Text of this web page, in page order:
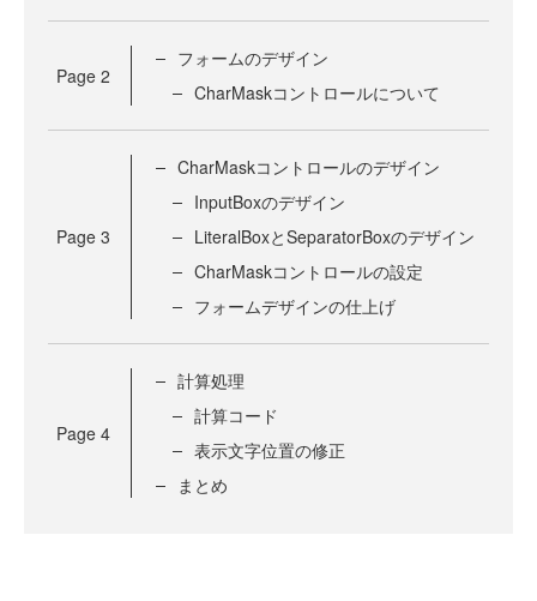
Page 2
フォームのデザイン
CharMaskコントロールについて
Page 3
CharMaskコントロールのデザイン
InputBoxのデザイン
LiteralBoxとSeparatorBoxのデザイン
CharMaskコントロールの設定
フォームデザインの仕上げ
Page 4
計算処理
計算コード
表示文字位置の修正
まとめ